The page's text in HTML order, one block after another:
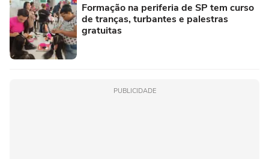
Formação na periferia de SP tem curso
de tranças, turbantes e palestras
gratuitas
PUBLICIDADE